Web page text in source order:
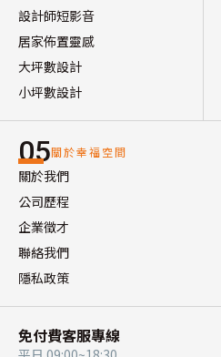
設計師短影音
居家佈置靈感
大坪數設計
小坪數設計
05關於幸福空間
關於我們
公司歷程
企業徵才
聯絡我們
隱私政策
免付費客服專線